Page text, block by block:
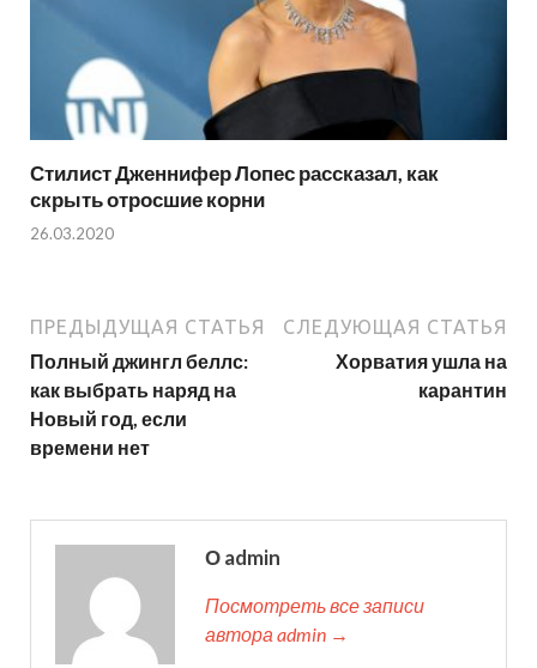
Стилист Дженнифер Лопес рассказал, как
скрыть отросшие корни
26.03.2020
ПРЕДЫДУЩАЯ СТАТЬЯ
Полный джингл беллс:
как выбрать наряд на
Новый год, если
времени нет
СЛЕДУЮЩАЯ СТАТЬЯ
Хорватия ушла на
карантин
О admin
Посмотреть все записи
автора admin →